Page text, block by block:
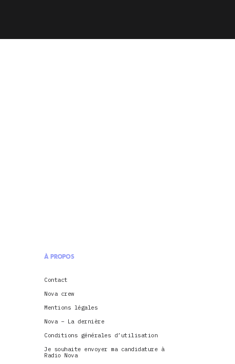
À PROPOS
Contact
Nova crew
Mentions légales
Nova – La dernière
Conditions générales d’utilisation
Je souhaite envoyer ma candidature à
Radio Nova